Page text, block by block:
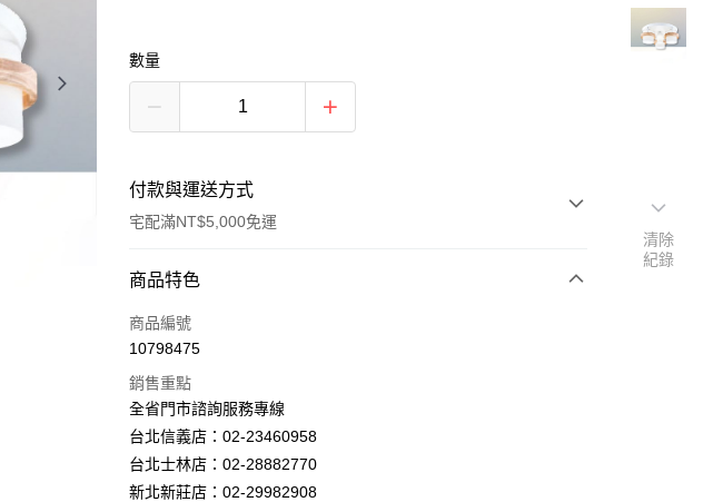
數量
付款與運送方式
宅配滿NT$5,000免運
付款方式
信用卡一次付款
Apple Pay
街口支付
悠遊付
商品特色
商品編號
10798475
銷售重點
全省門市諮詢服務專線
台北信義店：02-23460958
台北士林店：02-28882770
新北新莊店：02-29982908
清除
紀錄